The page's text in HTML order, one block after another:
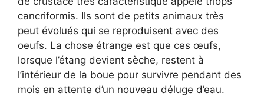
cancriformis. Ils sont de petits animaux très
peut évolués qui se reproduisent avec des
oeufs. La chose étrange est que ces œufs,
lorsque l’étang devient sèche, restent à
l’intérieur de la boue pour survivre pendant des
mois en attente d’un nouveau déluge d’eau.